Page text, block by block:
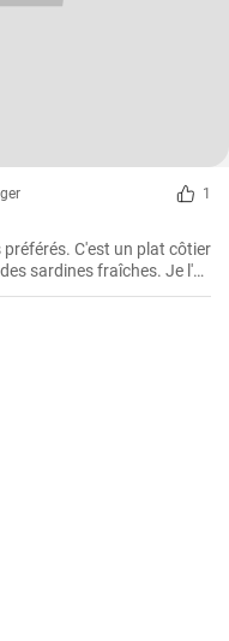
1
C'est un plat côtier
sardines fraîches. Je l'ai
voyage sur la côte de la
par sa simplicité et son
dans de la semoule de